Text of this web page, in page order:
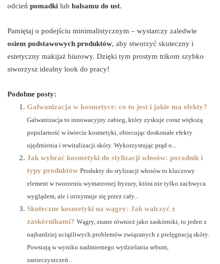
odcień pomadki lub balsamu do ust.
Pamiętaj o podejściu minimalistycznym – wystarczy zaledwie
osiem podstawowych produktów, aby stworzyć skuteczny i
estetyczny makijaż biurowy. Dzięki tym prostym trikom szybko
stworzysz idealny look do pracy!
Podobne posty:
Galwanizacja w kosmetyce: co to jest i jakie ma efekty?
Galwanizacja to innowacyjny zabieg, który zyskuje coraz większą
popularność w świecie kosmetyki, obiecując doskonałe efekty
ujędrnienia i rewitalizacji skóry. Wykorzystując prąd o...
Jak wybrać kosmetyki do stylizacji włosów: poradnik i
typy produktów Produkty do stylizacji włosów to kluczowy
element w tworzeniu wymarzonej fryzury, która nie tylko zachwyca
wyglądem, ale i utrzymuje się przez cały...
Skuteczne kosmetyki na wągry: Jak walczyć z
zaskórnikami? Wągry, znane również jako zaskórniki, to jeden z
najbardziej uciążliwych problemów związanych z pielęgnacją skóry.
Powstają w wyniku nadmiernego wydzielania sebum,
zanieczyszczeń...